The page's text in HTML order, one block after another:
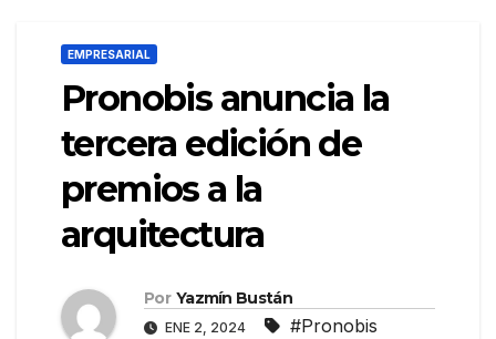
EMPRESARIAL
Pronobis anuncia la
tercera edición de
premios a la
arquitectura
Por Yazmín Bustán
ENE 2, 2024 #Pronobis